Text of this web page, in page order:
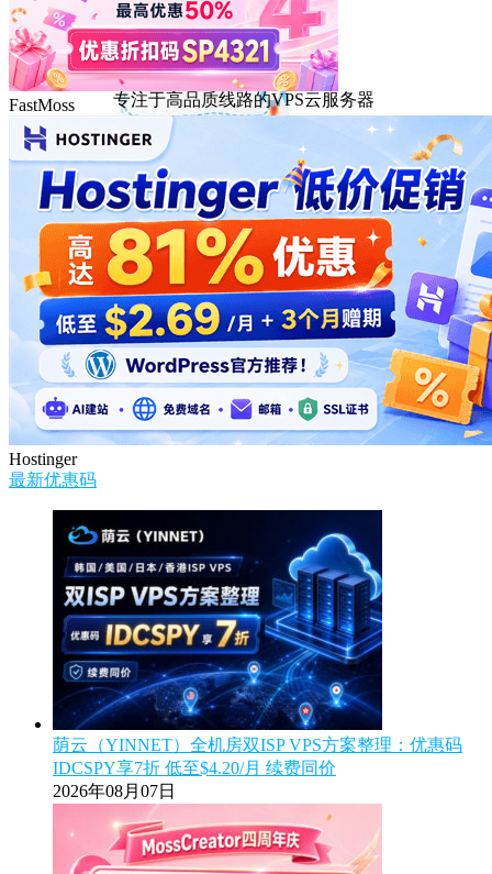
DMIT
专注于高品质线路的VPS云服务器
FastMoss
Hostinger
最新优惠码
荫云（YINNET）全机房双ISP VPS方案整理：优惠码
IDCSPY享7折 低至$4.20/月 续费同价
2026年08月07日